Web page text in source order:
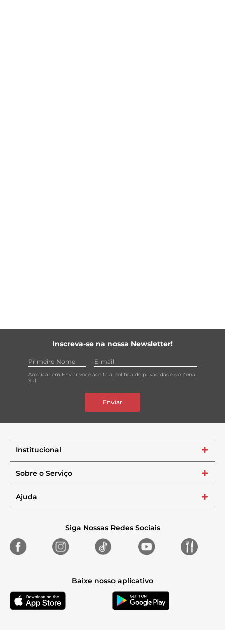
Inscreva-se na nossa Newsletter!
Ao clicar em Enviar você aceita a política de privacidade do Zona
Sul
Enviar
Institucional +
Sobre o Serviço +
Ajuda +
Siga Nossas Redes Sociais
Baixe nosso aplicativo